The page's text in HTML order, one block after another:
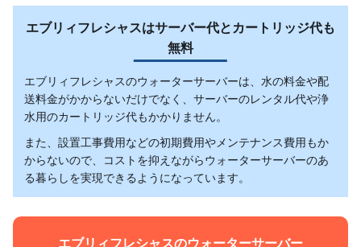
エブリィフレシャスはサーバー代とカートリッジ代も
無料
エブリィフレシャスのウォーターサーバーは、水の料金や配
送料金がかからないだけでなく、サーバーのレンタル代や浄
水用のカートリッジ代もかかりません。
また、設置工事費用などの初期費用やメンテナンス費用もか
からないので、コストを抑えながらウォーターサーバーのあ
る暮らしを実現できるようになっています。
エブリィフレシャスのウォーターサーバー